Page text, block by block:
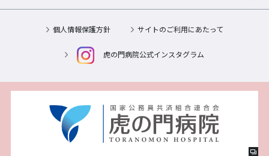
個人情報保護方針 サイトのご利用にあたって
虎の門病院公式インスタグラム